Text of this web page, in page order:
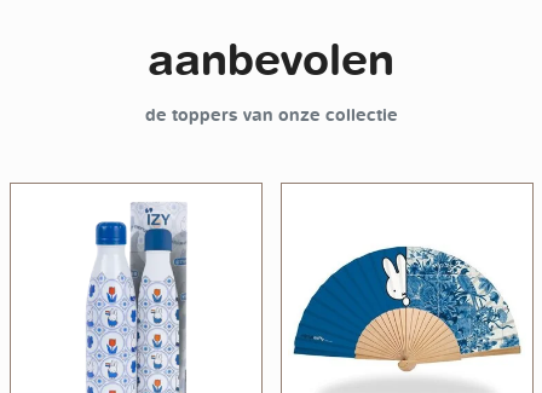
aanbevolen
de toppers van onze collectie